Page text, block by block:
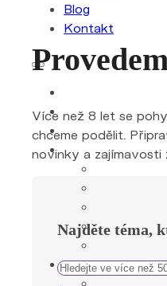
Blog
Kontakt
Více než 8 let se
chceme podělit.
novinky a zajímavosti
Najděte téma,